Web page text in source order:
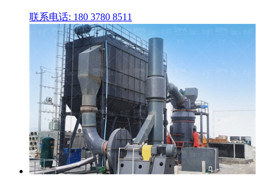
联系电话: 180 3780 8511